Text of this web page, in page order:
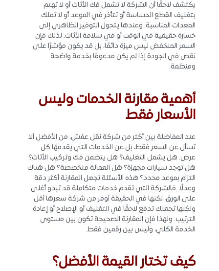
يكتشف لاحقًا أن الشركة لا تشمل فك الأثاث أو لا تهتم
بتغليف القطع الحساسة أو تتأخر في الموعد أو لا تملك
المعدات المناسبة. وعندها يتحول التوفير الظاهري إلى
خسارة حقيقية في الوقت أو في سلامة الأثاث. لذلك فإن
السعر المنخفض ليس ميزة دائمًا، بل قد يكون مؤشرًا على
نقص في الجودة إذا لم يكن مدعومًا بخدمة واضحة
ومنظمة.
أهمية مقارنة الخدمات وليس
الأسعار فقط
عند المفاضلة بين أكثر من شركة نقل عفش، من الأفضل ألا
تسأل عن السعر فقط، بل عن الخدمات التي يقدمها كل
عرض. هل يشمل التغليف؟ هل يتضمن فك وتركيب الأثاث؟
هل توجد سيارات مجهزة؟ هل العمالة متخصصة؟ هل هناك
التزام بموعد محدد؟ هذه الأسئلة تجعل المقارنة أكثر دقة
وعدلًا. فالشركة التي تقدم خدمات متكاملة قد تبدو أغلى
على الورق، لكنها في الحقيقة أوفر من شركة سعرها أقل
ولكنها تجعلك تدفع لاحقًا في التغليف أو الإصلاح أو إعادة
الترتيب. ولهذا فإن المقارنة الصحيحة تكون بين مستوى
الخدمة الكلي، وليس بين رقمين فقط.
كيف تختار القيمة الأفضل؟